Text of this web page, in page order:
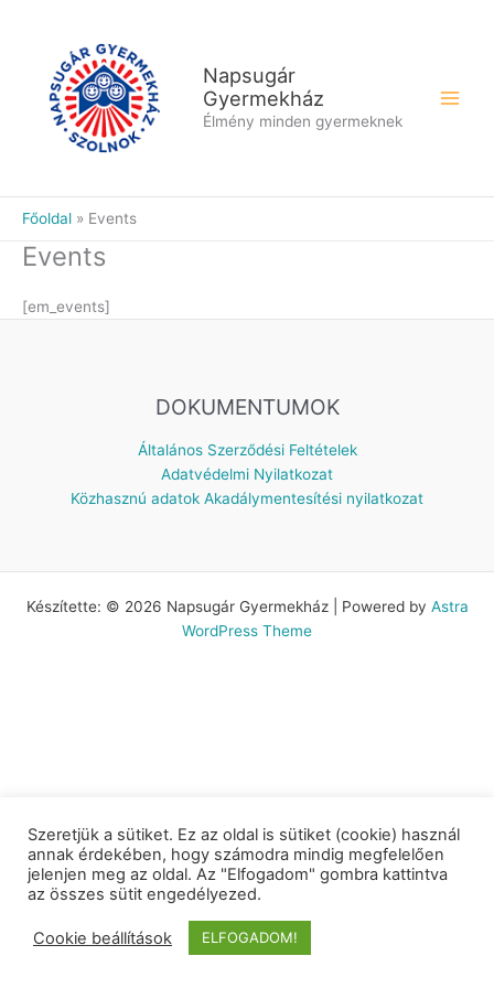
Napsugár
Gyermekház
Élmény minden gyermeknek
Főoldal Events
Events
[em_events]
DOKUMENTUMOK
Általános Szerződési Feltételek
Adatvédelmi Nyilatkozat
Közhasznú adatok Akadálymentesítési nyilatkozat
Készítette: © 2026 Napsugár Gyermekház | Powered by Astra
WordPress Theme
Szeretjük a sütiket. Ez az oldal is sütiket (cookie) használ
annak érdekében, hogy számodra mindig megfelelően
jelenjen meg az oldal. Az "Elfogadom" gombra kattintva
az összes sütit engedélyezed.
Cookie beállítások ELFOGADOM!